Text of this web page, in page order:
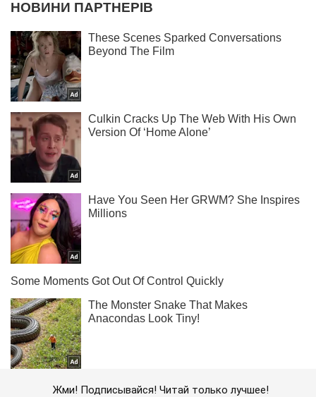
Жми! Подписывайся! Читай только лучшее!